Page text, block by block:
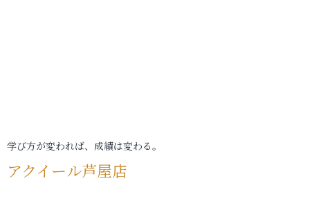
学び方が変われば、成績は変わる。
アクイール芦屋店